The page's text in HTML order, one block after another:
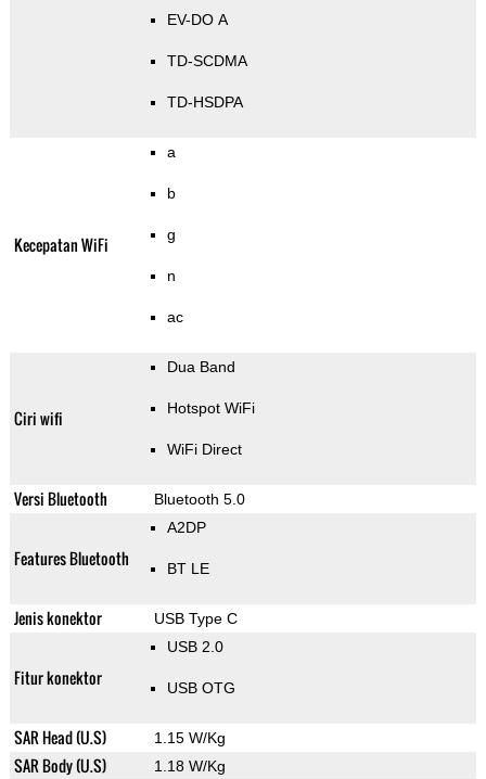
EV-DO A
TD-SCDMA
TD-HSDPA
Kecepatan WiFi
a
b
g
n
ac
Ciri wifi
Dua Band
Hotspot WiFi
WiFi Direct
Versi Bluetooth Bluetooth 5.0
Features Bluetooth
A2DP
BT LE
Jenis konektor USB Type C
Fitur konektor
USB 2.0
USB OTG
SAR Head (U.S) 1.15 W/Kg
SAR Body (U.S) 1.18 W/Kg